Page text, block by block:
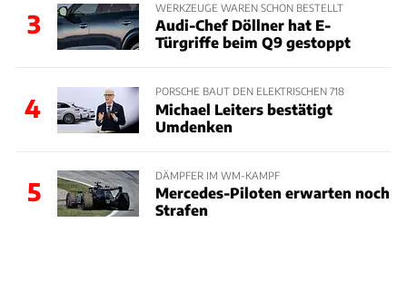
3
WERKZEUGE WAREN SCHON BESTELLT
Audi-Chef Döllner hat E-
Türgriffe beim Q9 gestoppt
4
PORSCHE BAUT DEN ELEKTRISCHEN 718
Michael Leiters bestätigt
Umdenken
5
DÄMPFER IM WM-KAMPF
Mercedes-Piloten erwarten noch
Strafen